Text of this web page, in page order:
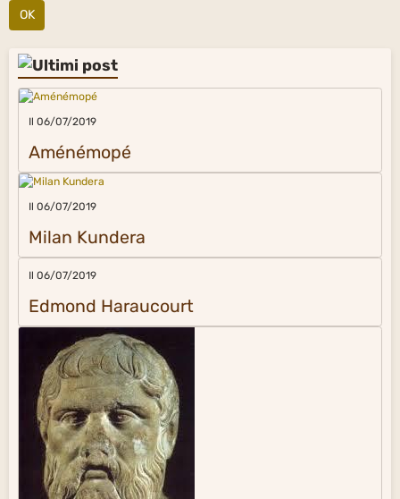
OK
Il 06/07/2019
Aménémopé
Il 06/07/2019
Milan Kundera
Il 06/07/2019
Edmond Haraucourt